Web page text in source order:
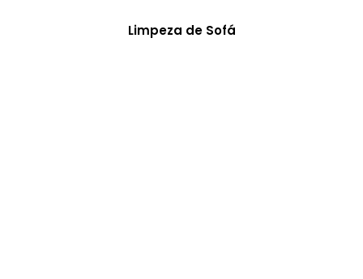
Limpeza de Sofá